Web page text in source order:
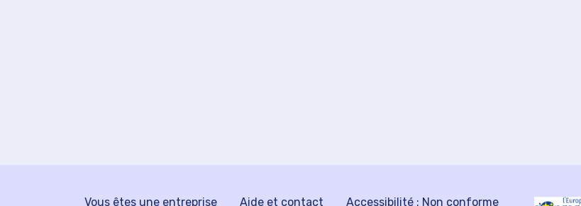
Vous êtes une entreprise Aide et contact Accessibilité : Non conforme